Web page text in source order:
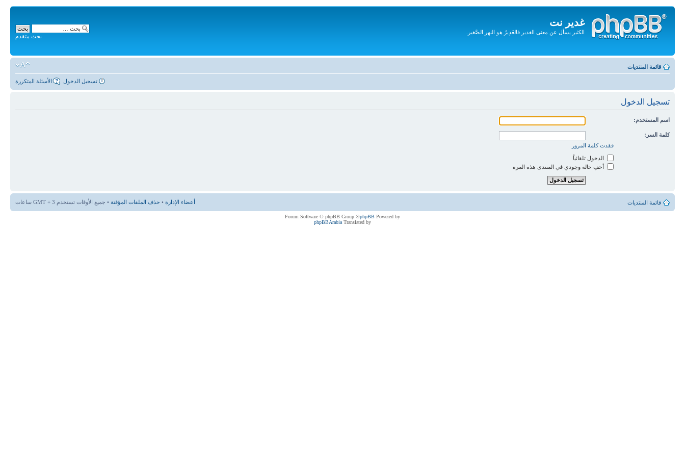
غدير نت
الكثير يسأل عن معنى الغدير فالغَدِيرُ هو النهر الصَّغير.
المحتويات
بحث متقدم
قائمة المنتديات
الأسئلة المتكررة تسجيل الدخول
تسجيل الدخول
اسم المستخدم:
كلمة السر:
فقدت كلمة المرور
الدخول تلقائياً
أخفِ حالة وجودي في المنتدى هذه المرة
قائمة المنتديات أعضاء الإدارة • حذف الملفات المؤقتة • جميع الأوقات تستخدم GMT + 3 ساعات
Powered by
phpBB
® Forum Software © phpBB Group
Translated by
phpBBArabia